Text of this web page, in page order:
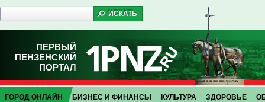
ПЕРВЫЙ
ПЕНЗЕНСКИЙ
ПОРТАЛ
ГОРОД ОНЛАЙН БИЗНЕС И ФИНАНСЫ КУЛЬТУРА ЗДОРОВЬЕ